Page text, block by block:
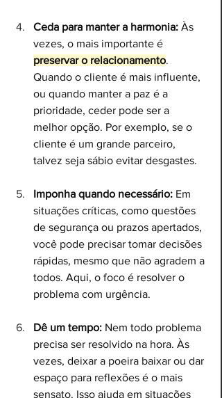
Ceda para manter a harmonia: Às
vezes, o mais importante é
preservar o relacionamento.
Quando o cliente é mais influente,
ou quando manter a paz é a
prioridade, ceder pode ser a
melhor opção. Por exemplo, se o
cliente é um grande parceiro,
talvez seja sábio evitar desgastes.
Imponha quando necessário: Em
situações críticas, como questões
de segurança ou prazos apertados,
você pode precisar tomar decisões
rápidas, mesmo que não agradem a
todos. Aqui, o foco é resolver o
problema com urgência.
Dê um tempo: Nem todo problema
precisa ser resolvido na hora. Às
vezes, deixar a poeira baixar ou dar
espaço para reflexões é o mais
sensato. Isso ajuda em situações